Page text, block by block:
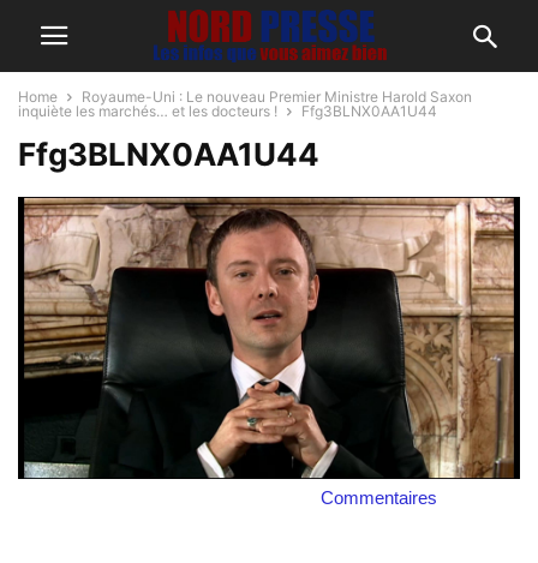
Home
Royaume-Uni : Le nouveau Premier Ministre Harold Saxon
inquiète les marchés… et les docteurs !
Ffg3BLNX0AA1U44
Ffg3BLNX0AA1U44
Commentaires